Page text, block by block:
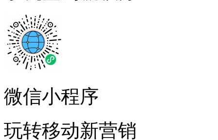
微信小程序
玩转移动新营销